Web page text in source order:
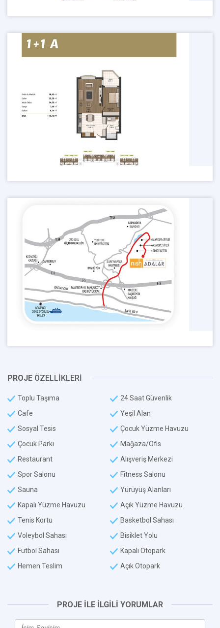
PROJE ÖZELLİKLERİ
Toplu Taşıma
24 Saat Güvenlik
Cafe
Yeşil Alan
Sosyal Tesis
Çocuk Yüzme Havuzu
Çocuk Parkı
Mağaza/Ofis
Restaurant
Alışveriş Merkezi
Spor Salonu
Fitness Salonu
Sauna
Yürüyüş Alanları
Kapalı Yüzme Havuzu
Açık Yüzme Havuzu
Tenis Kortu
Basketbol Sahası
Voleybol Sahası
Bisiklet Yolu
Futbol Sahası
Kapalı Otopark
Hemen Teslim
Açık Otopark
PROJE İLE İLGİLİ YORUMLAR